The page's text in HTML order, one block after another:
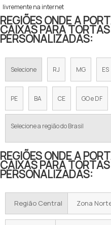
livremente na internet
REGIÕES ONDE A
CAIXAS PARA
PERSONALIZADAS:
Selecione RJ MG ES
PE BA CE GO e DF
Selecione a região do Brasil
REGIÕES ONDE A
CAIXAS PARA
PERSONALIZADAS:
Região Central Zona